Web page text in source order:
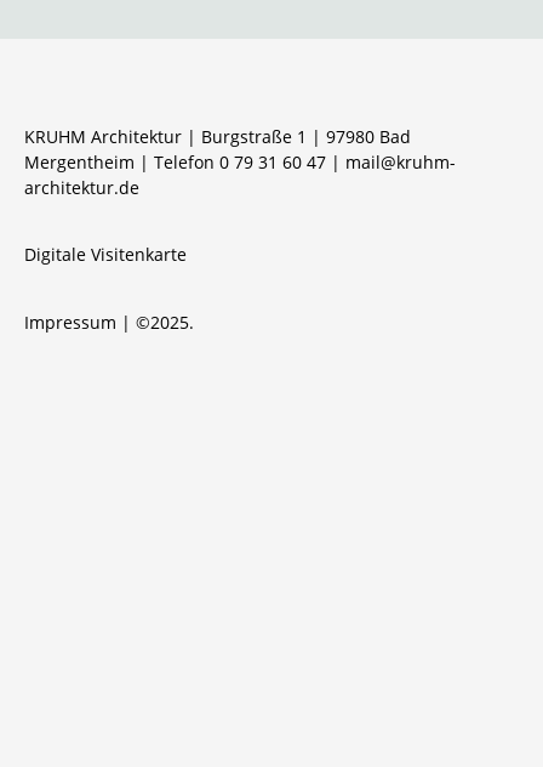
KRUHM Architektur | Burgstraße 1 | 97980 Bad
Mergentheim | Telefon 0 79 31 60 47 | mail@kruhm-
architektur.de
Impressum | ©2025.
Digitale Visitenkarte